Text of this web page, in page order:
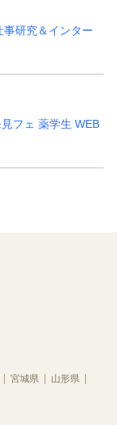
研究＆インター
フェ 薬学生 WEB
宮城県
山形県